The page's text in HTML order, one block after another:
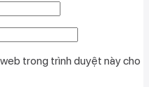
trong trình duyệt này cho